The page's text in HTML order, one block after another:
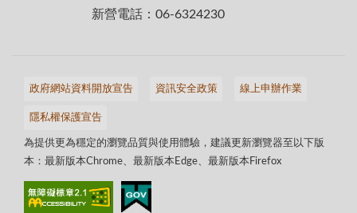
新營電話：06-6324230
政府網站資料開放宣告 資訊安全政策 線上申辦作業
隱私權保護宣告
為提供更為穩定的瀏覽品質與使用體驗，建議更新瀏覽器至以下版
本：最新版本Chrome、最新版本Edge、最新版本Firefox